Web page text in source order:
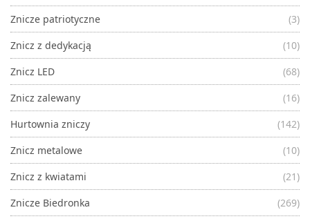
Znicze patriotyczne
(3)
Znicz z dedykacją
(10)
Znicz LED
(68)
Znicz zalewany
(16)
Hurtownia zniczy
(142)
Znicz metalowe
(10)
Znicz z kwiatami
(21)
Znicze Biedronka
(269)